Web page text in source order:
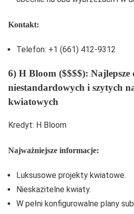
Kontakt:
Telefon: +1 (661) 412-9312
6) H Bloom ($$$$): Najlepsze
niestandardowych i szytych
kwiatowych
Kredyt: H Bloom
Najważniejsze informacje:
Luksusowe projekty kwiatowe.
Nieskazitelne kwiaty.
W pełni konfigurowalne plany